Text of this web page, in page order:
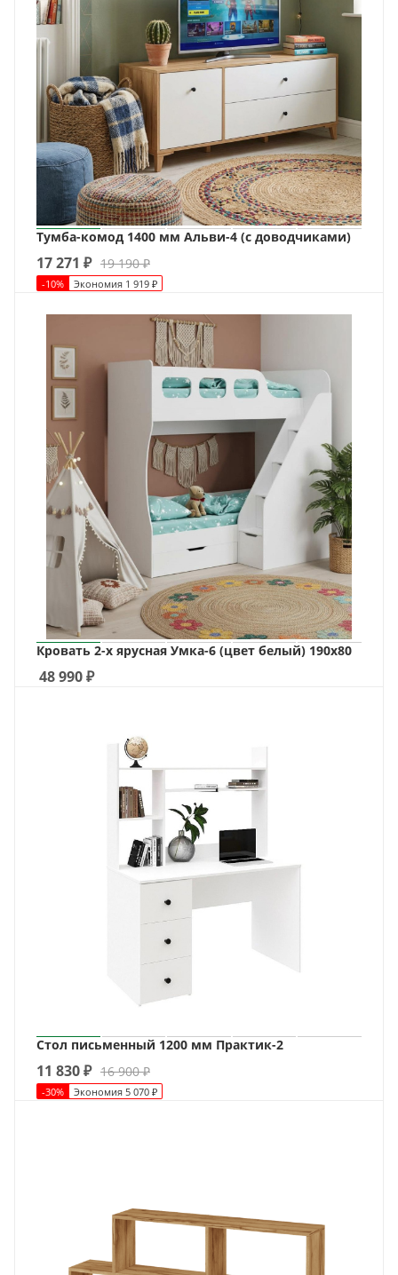
Тумба-комод 1400 мм Альви-4 (с доводчиками)
17 271 ₽ 19 190₽
-10% Экономия 1 919 ₽
Кровать 2-х ярусная Умка-6 (цвет белый) 190х80
48 990₽
Стол письменный 1200 мм Практик-2
11 830₽ 16 900₽
-30% Экономия 5 070 ₽